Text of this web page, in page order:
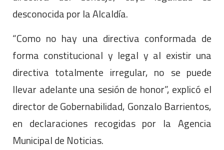
desconocida por la Alcaldía.
“Como no hay una directiva conformada de
forma constitucional y legal y al existir una
directiva totalmente irregular, no se puede
llevar adelante una sesión de honor”, explicó el
director de Gobernabilidad, Gonzalo Barrientos,
en declaraciones recogidas por la Agencia
Municipal de Noticias.